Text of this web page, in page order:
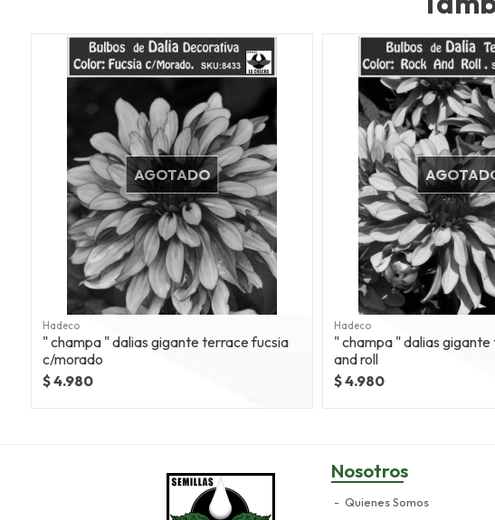
AGOTADO
Hadeco
" champa " dalias gigante terrace fucsia
c/morado
$ 4.980
Hadeco
" champa " dalias
and roll
$ 4.980
Nosotros
Quienes Somos